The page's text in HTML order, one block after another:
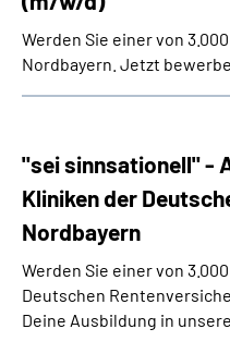
Werden Sie einer von
Nordbayern. Jetzt
"sei sinnsationell" -
Kliniken der
Nordbayern
Werden Sie einer von
Deutschen
Deine Ausbildung in